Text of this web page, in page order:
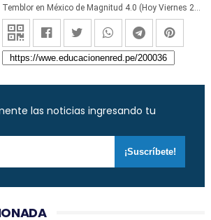
Temblor en México de Magnitud 4.0 (Hoy Viernes 29 Mayo 2020) Sismo - Epicentro - Miahuatlán - Oaxaca - OAX. - SSN - www.ssn.unam.mx
las noticias ingresando tu